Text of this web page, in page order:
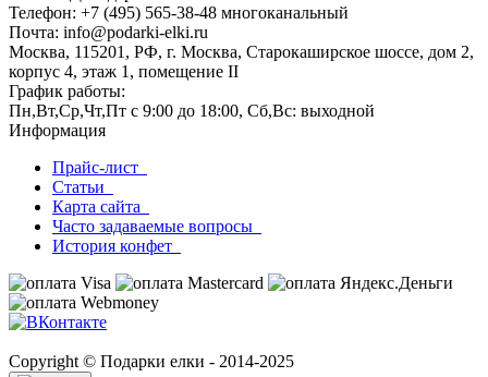
Телефон: +7 (495) 565-38-48 многоканальный
Почта: info@podarki-elki.ru
Москва, 115201, РФ, г. Москва, Старокаширское шоссе, дом 2,
корпус 4, этаж 1, помещение II
График работы:
Пн,Вт,Ср,Чт,Пт с 9:00 до 18:00, Сб,Вс: выходной
Информация
Прайс-лист
Статьи
Карта сайта
Часто задаваемые вопросы
История конфет
Copyright © Подарки елки - 2014-2025